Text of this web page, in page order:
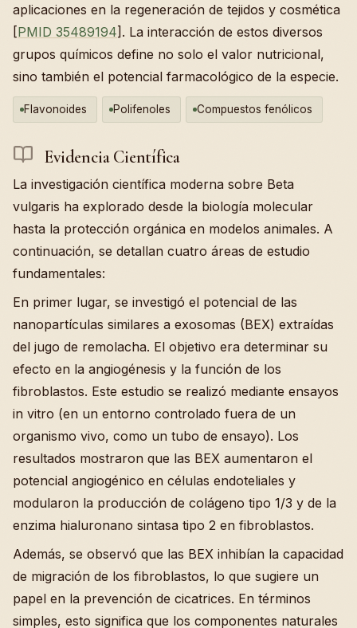
aplicaciones en la regeneración de tejidos y cosmética
[PMID 35489194]. La interacción de estos diversos
grupos químicos define no solo el valor nutricional,
sino también el potencial farmacológico de la especie.
Flavonoides Polifenoles Compuestos fenólicos
Evidencia Científica
La investigación científica moderna sobre Beta
vulgaris ha explorado desde la biología molecular
hasta la protección orgánica en modelos animales. A
continuación, se detallan cuatro áreas de estudio
fundamentales:
En primer lugar, se investigó el potencial de las
nanopartículas similares a exosomas (BEX) extraídas
del jugo de remolacha. El objetivo era determinar su
efecto en la angiogénesis y la función de los
fibroblastos. Este estudio se realizó mediante ensayos
in vitro (en un entorno controlado fuera de un
organismo vivo, como un tubo de ensayo). Los
resultados mostraron que las BEX aumentaron el
potencial angiogénico en células endoteliales y
modularon la producción de colágeno tipo 1/3 y de la
enzima hialuronano sintasa tipo 2 en fibroblastos.
Además, se observó que las BEX inhibían la capacidad
de migración de los fibroblastos, lo que sugiere un
papel en la prevención de cicatrices. En términos
simples, esto significa que los componentes naturales